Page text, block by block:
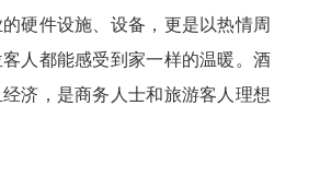
硬件设施、设备，更是以热情周
人都能感受到家一样的温暖。酒
济，是商务人士和旅游客人理想